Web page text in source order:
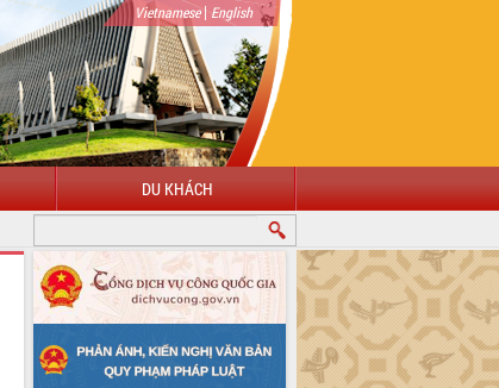
Vietnamese| English
DU KHÁCH